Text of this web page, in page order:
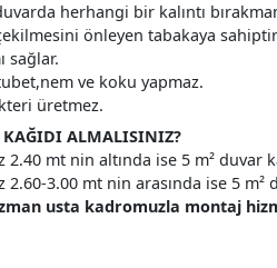
herhangi bir kalıntı
önleyen tabakaya
sağlar.
ve koku yapmaz.
üretmez.
KAĞIDI ALMALISINIZ?
mt nin altında ise 5 m² duvar
3.00 mt nin arasında ise 5
usta kadromuzla montaj